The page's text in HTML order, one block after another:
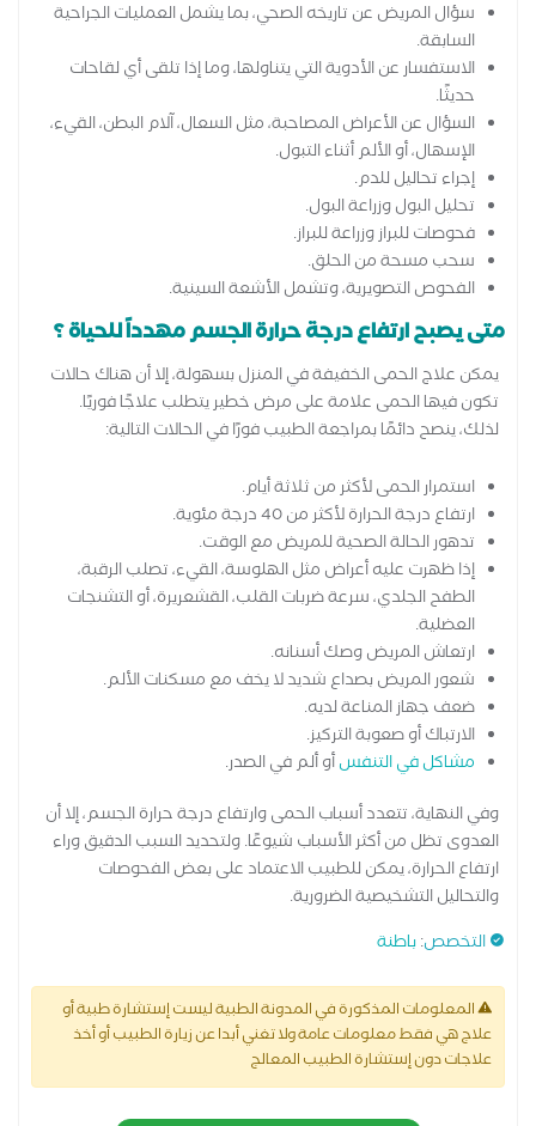
سؤال المريض عن تاريخه الصحي، بما يشمل العمليات الجراحية
السابقة.
الاستفسار عن الأدوية التي يتناولها، وما إذا تلقى أي لقاحات
حديثًا.
السؤال عن الأعراض المصاحبة، مثل السعال، آلام البطن، القيء،
الإسهال، أو الألم أثناء التبول.
إجراء تحاليل للدم.
تحليل البول وزراعة البول.
فحوصات للبراز وزراعة للبراز.
سحب مسحة من الحلق.
الفحوص التصويرية، وتشمل الأشعة السينية.
متى يصبح ارتفاع درجة حرارة الجسم مهدداً للحياة ؟
يمكن علاج الحمى الخفيفة في المنزل بسهولة، إلا أن هناك حالات
تكون فيها الحمى علامة على مرض خطير يتطلب علاجًا فوريًا.
لذلك، ينصح دائمًا بمراجعة الطبيب فورًا في الحالات التالية:
استمرار الحمى لأكثر من ثلاثة أيام.
ارتفاع درجة الحرارة لأكثر من 40 درجة مئوية.
تدهور الحالة الصحية للمريض مع الوقت.
إذا ظهرت عليه أعراض مثل الهلوسة، القيء، تصلب الرقبة،
الطفح الجلدي، سرعة ضربات القلب، القشعريرة، أو التشنجات
العضلية.
ارتعاش المريض وصك أسنانه.
شعور المريض بصداع شديد لا يخف مع مسكنات الألم.
ضعف جهاز المناعة لديه.
الارتباك أو صعوبة التركيز.
مشاكل في التنفسأو ألم في الصدر.
وفي النهاية، تتعدد أسباب الحمى وارتفاع درجة حرارة الجسم، إلا أن
العدوى تظل من أكثر الأسباب شيوعًا. ولتحديد السبب الدقيق وراء
ارتفاع الحرارة، يمكن للطبيب الاعتماد على بعض الفحوصات
والتحاليل التشخيصية الضرورية.
التخصص:باطنة
المعلومات المذكورة في المدونة الطبية ليست إستشارة طبية أو
علاج هي فقط معلومات عامة ولا تغني أبدا عن زيارة الطبيب أو أخذ
علاجات دون إستشارة الطبيب المعالج